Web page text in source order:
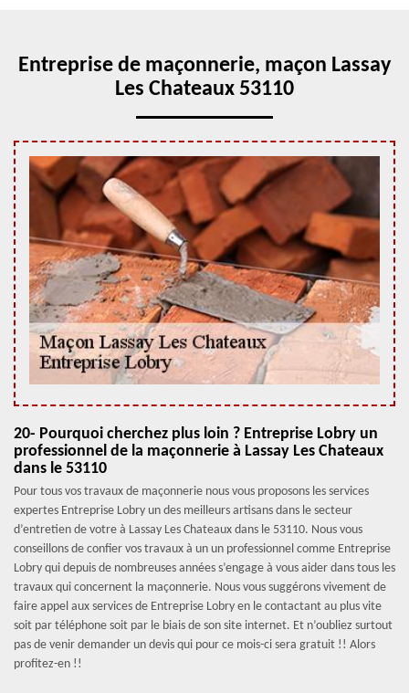
Entreprise de maçonnerie, maçon Lassay
Les Chateaux 53110
20- Pourquoi cherchez plus loin ? Entreprise Lobry un
professionnel de la maçonnerie à Lassay Les Chateaux
dans le 53110
Pour tous vos travaux de maçonnerie nous vous proposons les services
expertes Entreprise Lobry un des meilleurs artisans dans le secteur
d’entretien de votre à Lassay Les Chateaux dans le 53110. Nous vous
conseillons de confier vos travaux à un un professionnel comme Entreprise
Lobry qui depuis de nombreuses années s’engage à vous aider dans tous les
travaux qui concernent la maçonnerie. Nous vous suggérons vivement de
faire appel aux services de Entreprise Lobry en le contactant au plus vite
soit par téléphone soit par le biais de son site internet. Et n’oubliez surtout
pas de venir demander un devis qui pour ce mois-ci sera gratuit !! Alors
profitez-en !!